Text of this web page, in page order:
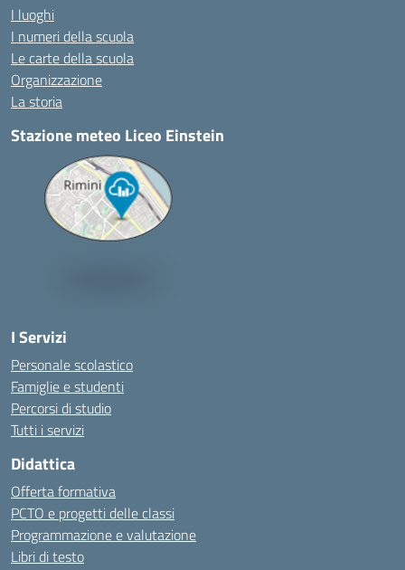
I luoghi
I numeri della scuola
Le carte della scuola
Organizzazione
La storia
Stazione meteo Liceo Einstein
I Servizi
Personale scolastico
Famiglie e studenti
Percorsi di studio
Tutti i servizi
Didattica
Offerta formativa
PCTO e progetti delle classi
Programmazione e valutazione
Libri di testo